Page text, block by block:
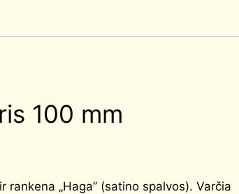
100 mm
rankena „Haga” (satino spalvos). Varčia